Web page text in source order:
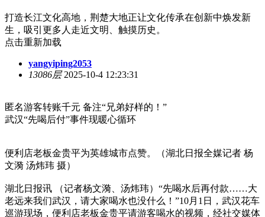
打造长江文化高地，荆楚大地正让文化传承在创新中焕发新
生，吸引更多人走近文明、触摸历史。
点击重新加载
yangyiping2053
13086层2025-10-4 12:23:31
匿名游客转账千元 备注“兄弟好样的！”
武汉“先喝后付”事件现暖心循环
便利店老板金贵平为英雄城市点赞。（湖北日报全媒记者 杨
文漪 汤炜玮 摄）
湖北日报讯 （记者杨文漪、汤炜玮）“先喝水后再付款……大
老远来我们武汉，请大家喝水也没什么！”10月1日，武汉花车
巡游现场，便利店老板金贵平请游客喝水的视频，经社交媒体